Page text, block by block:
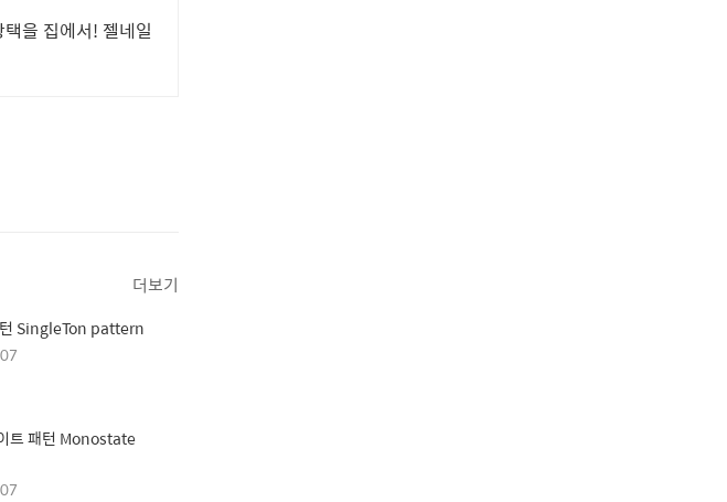
을 집에서! 젤네일
더보기
SingleTon pattern
트 패턴 Monostate